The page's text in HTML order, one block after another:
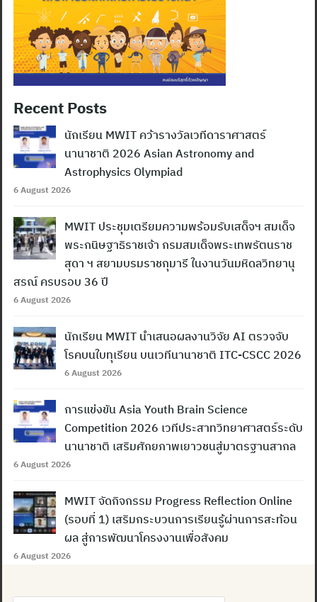
Search
Recent Posts
นักเรียน MWIT คว้ารางวัลเวทีดาราศาสตร์
นานาชาติ 2026 Asian Astronomy and
Astrophysics Olympiad
6 August 2026
MWIT ประชุมเตรียมความพร้อมรับเสด็จฯ สมเด็จ
พระกนิษฐาธิราชเจ้า กรมสมเด็จพระเทพรัตนราช
สุดา ฯ สยามบรมราชกุมารี ในงานวันมหิดลวิทยานุ
สรณ์ ครบรอบ 36 ปี
6 August 2026
นักเรียน MWIT นำเสนอผลงานวิจัย AI ตรวจจับ
โรคบนใบทุเรียน บนเวทีนานาชาติ ITC-CSCC 2026
6 August 2026
การแข่งขัน Asia Youth Brain Science
Competition 2026 เวทีประสาทวิทยาศาสตร์ระดับ
นานาชาติ เสริมศักยภาพเยาวชนสู่มาตรฐานสากล
6 August 2026
MWIT จัดกิจกรรม Progress Reflection Online
(รอบที่ 1) เสริมกระบวนการเรียนรู้ผ่านการสะท้อน
ผล สู่การพัฒนาโครงงานเพื่อสังคม
6 August 2026